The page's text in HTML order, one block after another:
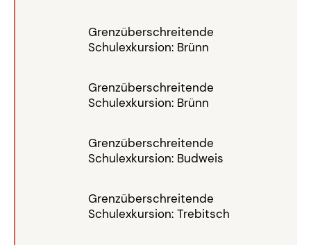
Grenzüberschreitende
Schulexkursion: Brünn
Grenzüberschreitende
Schulexkursion: Brünn
Grenzüberschreitende
Schulexkursion: Budweis
Grenzüberschreitende
Schulexkursion: Trebitsch